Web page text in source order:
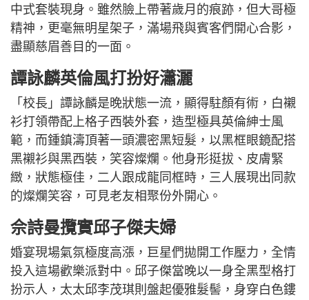
中式套裝現身。雖然臉上帶著歲月的痕跡，但大哥極
精神，更毫無明星架子，滿場飛與賓客們開心合影，
盡顯慈眉善目的一面。
譚詠麟英倫風打扮好瀟灑
「校長」譚詠麟是晚狀態一流，顯得駐顏有術，白襯
衫打領帶配上格子西裝外套，造型極具英倫紳士風
範，而鍾鎮濤頂著一頭濃密黑短髮，以黑框眼鏡配搭
黑襯衫與黑西裝，笑容燦爛。他身形挺拔、皮膚緊
緻，狀態極佳，二人跟成龍同框時，三人展現出同款
的燦爛笑容，可見老友相聚份外開心。
佘詩曼攬實邱子傑夫婦
婚宴現場氣氛極度高漲，巨星們拋開工作壓力，全情
投入這場歡樂派對中。邱子傑當晚以一身全黑型格打
扮示人，太太邱李茂琪則盤起優雅髮髻，身穿白色鏤